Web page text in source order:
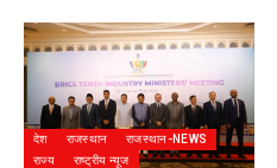
देश राजस्थान
राजस्थान-NEWS
राज्य
राष्ट्रीय न्यूज